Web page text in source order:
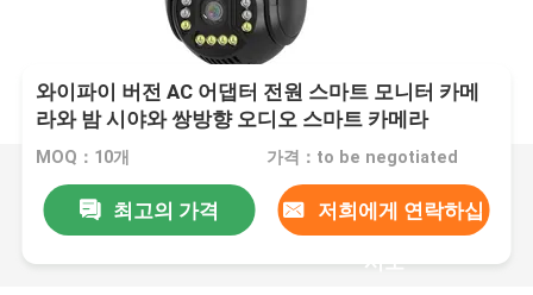
와이파이 버전 AC 어댑터 전원 스마트 모니터 카메
라와 밤 시야와 쌍방향 오디오 스마트 카메라
MOQ：10개 가격：to be negotiated
최고의 가격 저희에게 연락하십
시오